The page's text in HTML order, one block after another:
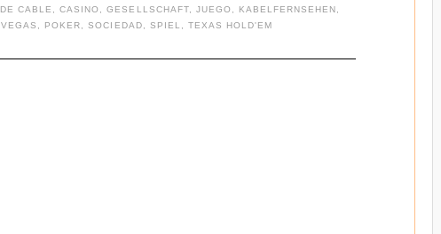
CABLE ,CASINO ,GESELLSCHAFT, JUEGO KABELFERNSEHEN
POKER ,SOCIEDAD SPIEL TEXAS HOLD'EM